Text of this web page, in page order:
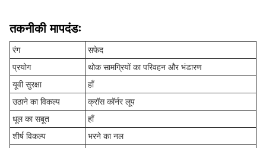
तकनीकी मापदंडः
रंग
सफेद
प्रयोग
थोक सामग्रियों का परिवहन और भंडारण
यूवी सुरक्षा
हाँ
उठाने का विकल्प
क्रॉस कॉर्नर लूप
धूल का सबूत
हाँ
शीर्ष विकल्प
भरने का नल